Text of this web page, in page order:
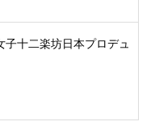
子十二楽坊日本プロデュ